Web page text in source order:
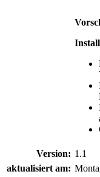
Version: 1.1
aktualisiert am: